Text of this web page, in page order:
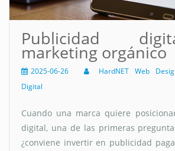
Publicidad
marketing orgánico
2025-06-26 HardNET Web
Digital
Cuando una marca quiere
digital, una de las primeras
¿conviene invertir en publicidad